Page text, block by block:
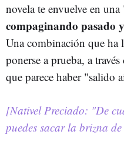
novela te envuelve en
compaginando pasado
Una combinación que ha
ponerse a prueba, a
que parece haber "salido
[Nativel Preciado: "De
puedes sacar la brizna